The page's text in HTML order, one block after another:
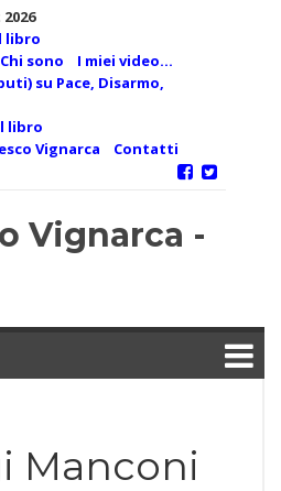
libro
sono
I miei video…
su Pace, Disarmo,
libro
Vignarca
Contatti
Vignarca -
Manconi